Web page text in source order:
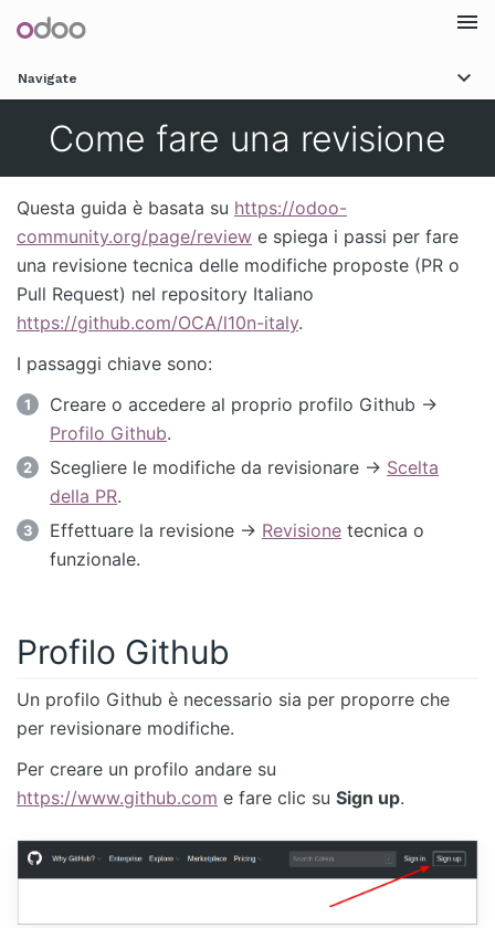
Navigate
Come fare una revisione
Questa guida è basata su https://odoo-
community.org/page/review e spiega i passi per fare
una revisione tecnica delle modifiche proposte (PR o
Pull Request) nel repository Italiano
https://github.com/OCA/l10n-italy.
I passaggi chiave sono:
Creare o accedere al proprio profilo Github ->
Profilo Github.
Scegliere le modifiche da revisionare -> Scelta
della PR.
Effettuare la revisione -> Revisione tecnica o
funzionale.
Profilo Github
Un profilo Github è necessario sia per proporre che
per revisionare modifiche.
Per creare un profilo andare su
https://www.github.com e fare clic su Sign up.